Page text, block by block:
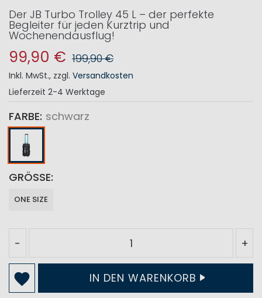
Der JB Turbo Trolley 45 L – der perfekte
Begleiter für jeden Kurztrip und
Wochenendausflug!
99,90 € 199,90 €
Inkl. MwSt., zzgl. Versandkosten
Lieferzeit 2-4 Werktage
FARBE schwarz
GRÖSSE
ONE SIZE
- +
IN DEN WARENKORB